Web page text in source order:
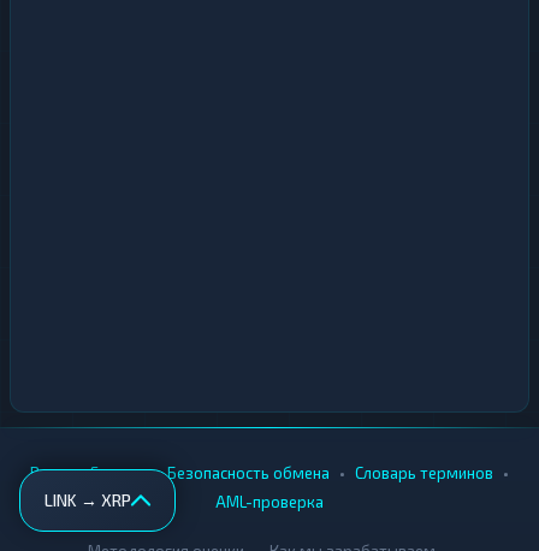
LINK → XRP
Вики • Города • Безопасность обмена • Словарь терминов •
AML-проверка